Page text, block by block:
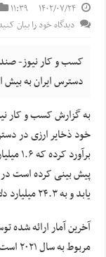
۱۴۰۲/۰۷/۲۴ ۱۱:۳۹
دیدگاه خود را بیان
کسب و کار نیوز-
دسترس ایران به بیش از ۲۱ میلیارد دلار در سال جاری میلادی
به گزارش کسب و کار
یابد و به ۲۴.۳ میلیارد دلار برسد.
آخرین آمار ارائه شده
مربوط به سال ۲۰۲۱ است که این رقم ۱۲۲ میلیارد دلار اعلام شده است.